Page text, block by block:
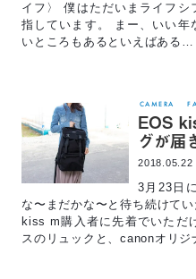
イフ〉 僕はただいまライフシ
指しています。 まー、いい年
いところもあるといえばある…
CAMERA
EOS
グが届
2018.05.22
3月23日
な〜まだかな〜と待ち続けて
kiss m購入者に先着でいただ
スのリュックと、canonオリ